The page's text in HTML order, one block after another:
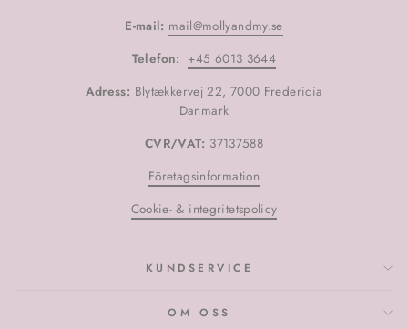
E-mail: mail@mollyandmy.se
Telefon: +45 6013 3644
Adress: Blytækkervej 22, 7000 Fredericia
Danmark
CVR/VAT: 37137588
Företagsinformation
Cookie- & integritetspolicy
KUNDSERVICE
OM OSS